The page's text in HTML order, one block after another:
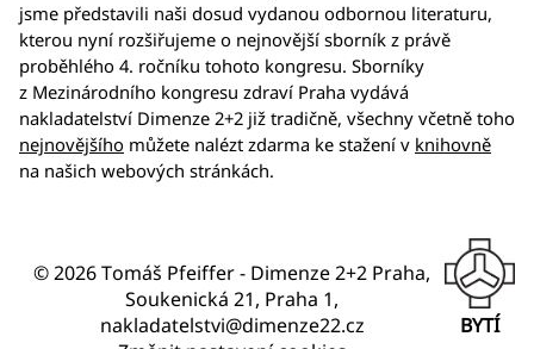
jsme představili naši dosud vydanou odbornou literaturu,
kterou nyní rozšiřujeme o nejnovější sborník z právě
proběhlého 4. ročníku tohoto kongresu. Sborníky
z Mezinárodního kongresu zdraví Praha vydává
nakladatelství Dimenze 2+2 již tradičně, všechny včetně toho
nejnovějšího můžete nalézt zdarma ke stažení v knihovně
na našich webových stránkách.
© 2026 Tomáš Pfeiffer - Dimenze 2+2 Praha,
Soukenická 21, Praha 1,
nakladatelstvi@dimenze22.cz
BYTÍ